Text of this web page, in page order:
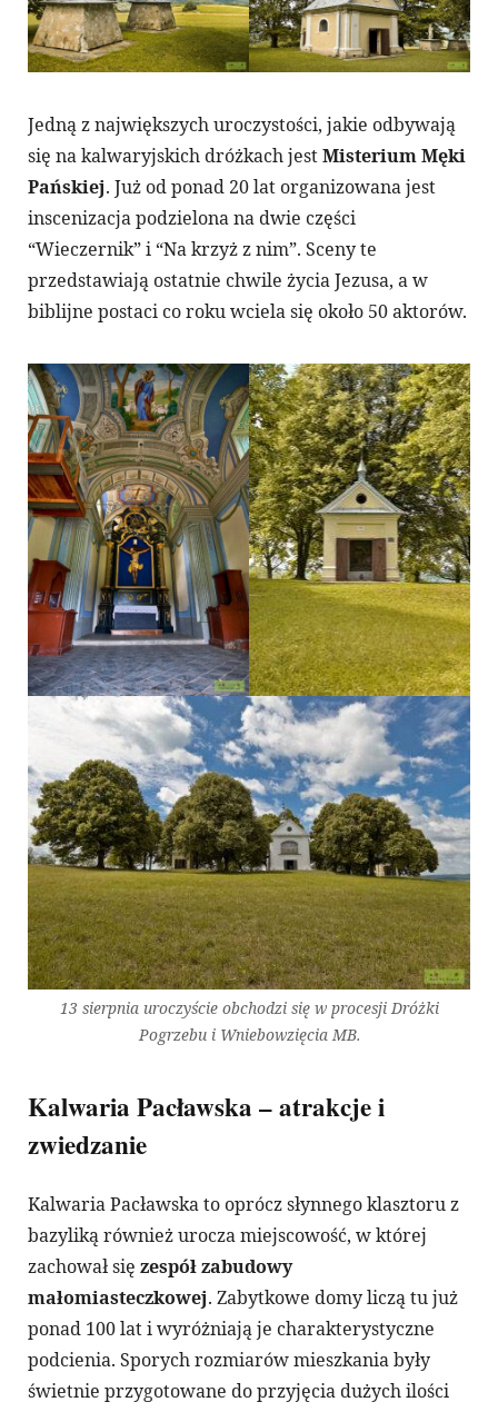
Jedną z największych uroczystości, jakie odbywają
się na kalwaryjskich dróżkach jestMisterium Męki
Pańskiej. Już od ponad 20 lat organizowana jest
inscenizacja podzielona na dwie części
“Wieczernik” i “Na krzyż z nim”. Sceny te
przedstawiają ostatnie chwile życia Jezusa, a w
biblijne postaci co roku wciela się około 50 aktorów.
13 sierpnia uroczyście obchodzi się w procesji Dróżki
Pogrzebu i Wniebowzięcia MB.
Kalwaria Pacławska – atrakcje i
zwiedzanie
Kalwaria Pacławska to oprócz słynnego klasztoru z
bazyliką również urocza miejscowość, w której
zachował się zespół zabudowy
małomiasteczkowej. Zabytkowe domy liczą tu już
ponad 100 lat i wyróżniają je charakterystyczne
podcienia. Sporych rozmiarów mieszkania były
świetnie przygotowane do przyjęcia dużych ilości